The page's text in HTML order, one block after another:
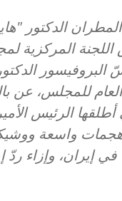
الدكتور
المركزية
البروفيسور
العام للمجلس، عن
أطلقها الرئيس
واسعة
في إيران، وإزاء ردّ